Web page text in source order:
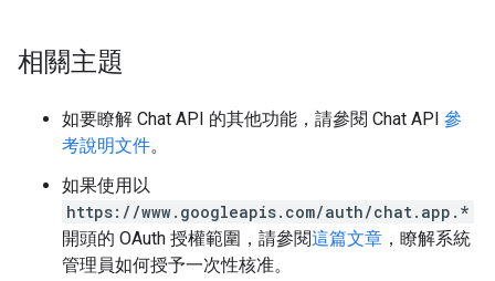
相關主題
如要瞭解 Chat API 的其他功能，請參閱 Chat API 參
考說明文件。
如果使用以
https://www.googleapis.com/auth/chat.app.*
開頭的 OAuth 授權範圍，請參閱這篇文章 ，瞭解系統
管理員如何授予一次性核准。